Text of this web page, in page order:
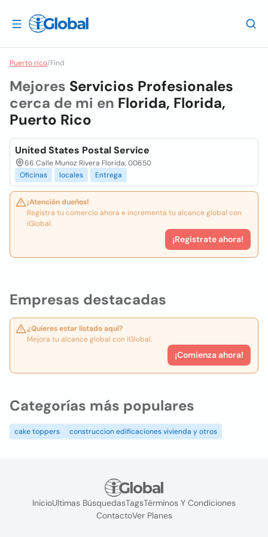
Puerto rico/Find
Empresas destacadas
¿Quieres estar listado aquí?
Mejora tu alcance global con iGlobal.
¡Comienza ahora!
Mejores Servicios Profesionales
cerca de mi en Florida, Florida,
Puerto Rico
United States Postal Service
66 Calle Munoz Rivera Florida, 00650
Oficinas
locales Entrega
¡Atención dueños!
Registra tu comercio ahora e incrementa tu alcance global con
iGlobal.
¡Registrate ahora!
Categorías más populares
cake toppers construccion edificaciones vivienda y otros
InicioUltimas BúsquedasTagsTérminos Y Condiciones
ContactoVer Planes